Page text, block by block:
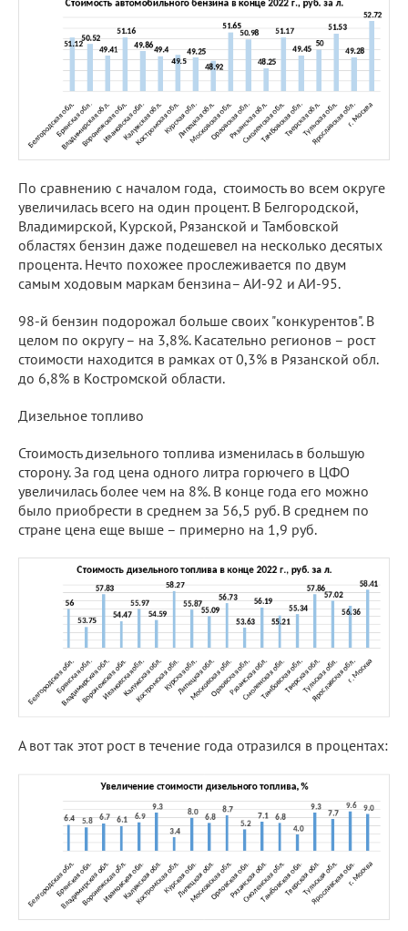
По сравнению с началом года, стоимость во всем округе
увеличилась всего на один процент. В Белгородской,
Владимирской, Курской, Рязанской и Тамбовской
областях бензин даже подешевел на несколько десятых
процента. Нечто похожее прослеживается по двум
самым ходовым маркам бензина– АИ-92 и АИ-95.
98-й бензин подорожал больше своих "конкурентов". В
целом по округу – на 3,8%. Касательно регионов – рост
стоимости находится в рамках от 0,3% в Рязанской обл.
до 6,8% в Костромской области.
Дизельное топливо
Стоимость дизельного топлива изменилась в большую
сторону. За год цена одного литра горючего в ЦФО
увеличилась более чем на 8%. В конце года его можно
было приобрести в среднем за 56,5 руб. В среднем по
стране цена еще выше – примерно на 1,9 руб.
А вот так этот рост в течение года отразился в процентах: